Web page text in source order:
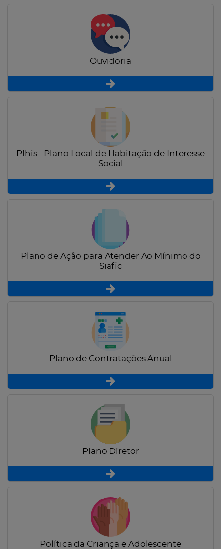
Ouvidoria
Plhis - Plano Local de Habitação de Interesse
Social
Plano de Ação para Atender Ao Mínimo do
Siafic
Plano de Contratações Anual
Plano Diretor
Política da Criança e Adolescente